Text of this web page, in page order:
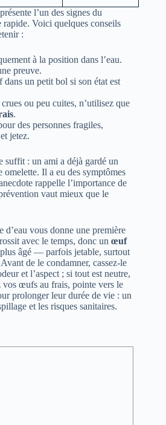
l’un des signes du
Voici quelques conseils
:
à la position dans l’eau.
preuve.
un petit bol si son état est
ou peu cuites, n’utilisez que
.
des personnes fragiles,
jetez.
suffit : un ami a déjà gardé un
Il a eu des symptômes
rappelle l’importance de
vaut mieux que le
d’eau vous donne une première
avec le temps, donc un œuf
âgé — parfois jetable, surtout
de le condamner, cassez‑le
et l’aspect ; si tout est neutre,
vos œufs au frais, pointe vers le
prolonger leur durée de vie : un
et les risques sanitaires.